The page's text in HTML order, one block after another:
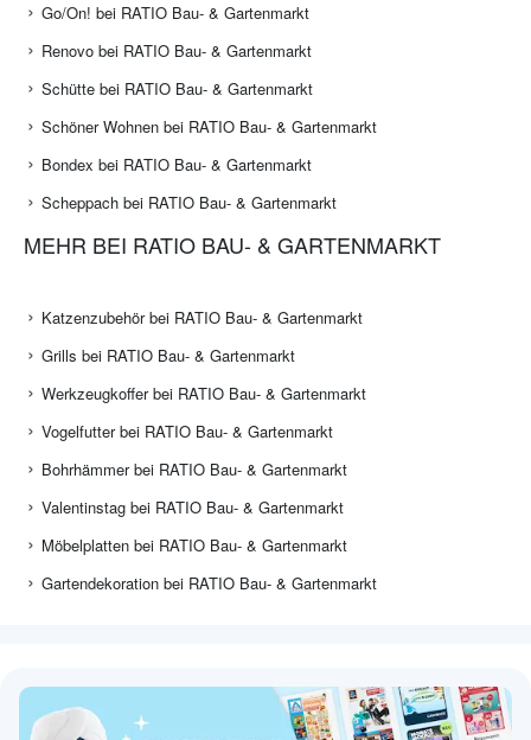
Go/On! bei RATIO Bau- & Gartenmarkt
Renovo bei RATIO Bau- & Gartenmarkt
Schütte bei RATIO Bau- & Gartenmarkt
Schöner Wohnen bei RATIO Bau- & Gartenmarkt
Bondex bei RATIO Bau- & Gartenmarkt
Scheppach bei RATIO Bau- & Gartenmarkt
MEHR BEI RATIO BAU- & GARTENMARKT
Katzenzubehör bei RATIO Bau- & Gartenmarkt
Grills bei RATIO Bau- & Gartenmarkt
Werkzeugkoffer bei RATIO Bau- & Gartenmarkt
Vogelfutter bei RATIO Bau- & Gartenmarkt
Bohrhämmer bei RATIO Bau- & Gartenmarkt
Valentinstag bei RATIO Bau- & Gartenmarkt
Möbelplatten bei RATIO Bau- & Gartenmarkt
Gartendekoration bei RATIO Bau- & Gartenmarkt